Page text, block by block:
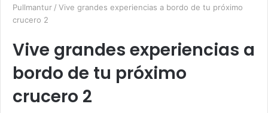
Pullmantur / Vive grandes experiencias a bordo de tu próximo
crucero 2
Vive grandes experiencias a
bordo de tu próximo
crucero 2